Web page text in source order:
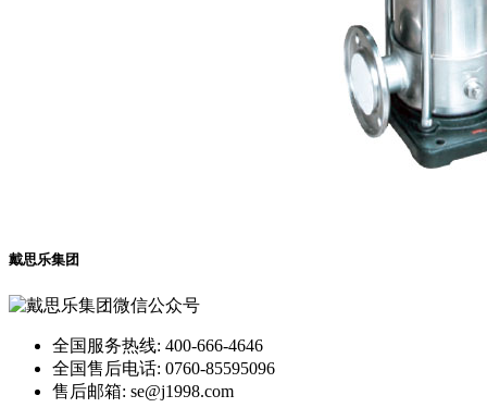
戴思乐集团
全国服务热线: 400-666-4646
全国售后电话: 0760-85595096
售后邮箱: se@j1998.com